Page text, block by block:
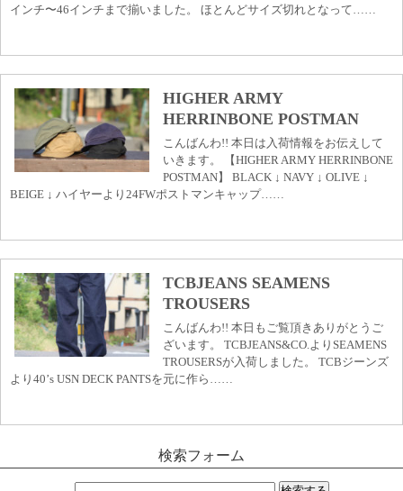
インチ〜46インチまで揃いました。 ほとんどサイズ切れとなって……
HIGHER ARMY
HERRINBONE POSTMAN
こんばんわ!! 本日は入荷情報をお伝えして
いきます。 【HIGHER ARMY HERRINBONE
POSTMAN】 BLACK ↓ NAVY ↓ OLIVE ↓
BEIGE ↓ ハイヤーより24FWポストマンキャップ……
TCBJEANS SEAMENS
TROUSERS
こんばんわ!! 本日もご覧頂きありがとうご
ざいます。 TCBJEANS&CO.よりSEAMENS
TROUSERSが入荷しました。 TCBジーンズ
より40’s USN DECK PANTSを元に作ら……
検索フォーム